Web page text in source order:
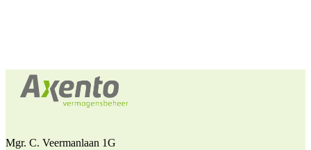
Mgr. C. Veermanlaan 1G